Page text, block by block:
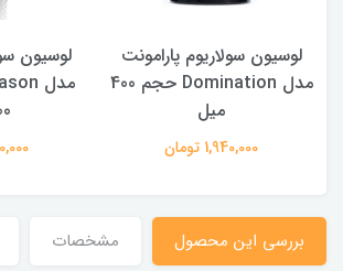
لوسیون سولاریوم پارامونت
مدل Domination حجم 400
میل
1,940,000 تومان
لوسیون
بررسی این محصول مشخصات